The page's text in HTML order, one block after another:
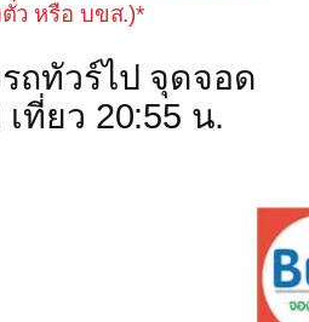
ว หรือ บขส.)*
ถทัวร์ไป จุดจอด
ที่ยว 20:55 น.